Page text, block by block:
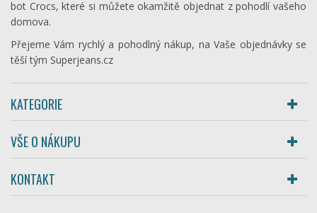
bot Crocs, které si můžete okamžitě objednat z pohodlí vašeho
domova.
Přejeme Vám rychlý a pohodlný nákup, na Vaše objednávky se
těší tým Superjeans.cz
KATEGORIE
VŠE O NÁKUPU
KONTAKT